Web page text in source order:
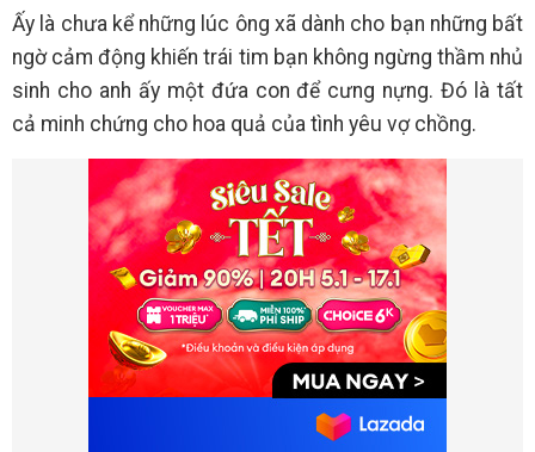
Ấy là chưa kể những lúc ông xã dành cho bạn những bất
ngờ cảm động khiến trái tim bạn không ngừng thầm nhủ
sinh cho anh ấy một đứa con để cưng nựng. Đó là tất
cả minh chứng cho hoa quả của tình yêu vợ chồng.